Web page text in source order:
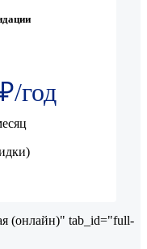
год
(онлайн)" tab_id="full-